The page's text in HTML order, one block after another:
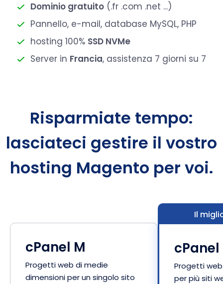
Dominio gratuito (.fr .com .net ...)
Pannello, e-mail, database MySQL, PHP
hosting 100% SSD NVMe
Server in Francia, assistenza 7 giorni su 7
Risparmiate tempo:
lasciateci gestire il vostro
hosting Magento per voi.
cPanel M
Progetti web di medie
dimensioni per un singolo sito
Il
cPanel
Progetti
per più siti